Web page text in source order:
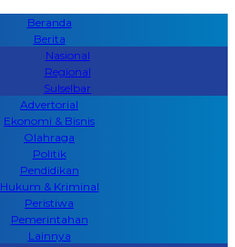
Beranda
Berita
Nasional
Regional
Sulselbar
Advertorial
Ekonomi & Bisnis
Olahraga
Politik
Pendidikan
Hukum & Kriminal
Peristiwa
Pemerintahan
Lainnya